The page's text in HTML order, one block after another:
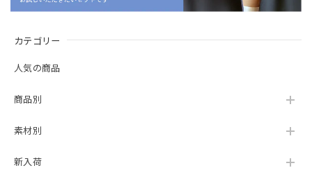
カテゴリー
人気の商品
商品別
素材別
新入荷